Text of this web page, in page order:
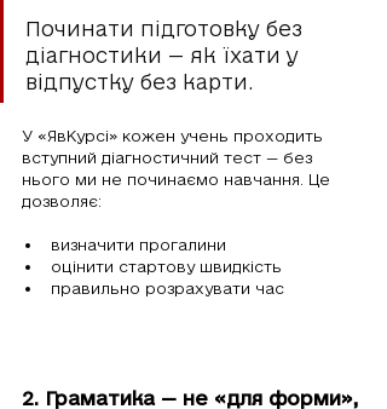
Починати підготовку без
діагностики — як їхати у
відпустку без карти.
У «ЯвКурсі» кожен учень проходить
вступний діагностичний тест — без
нього ми не починаємо навчання. Це
дозволяє:
визначити прогалини
оцінити стартову швидкість
правильно розрахувати час
2. Граматика — не «для форми»,